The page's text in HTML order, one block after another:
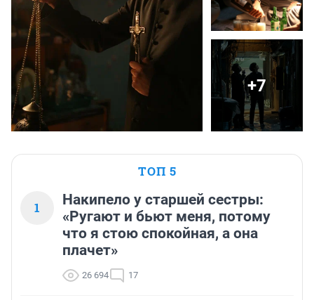
+7
ТОП 5
1
Накипело у старшей сестры:
«Ругают и бьют меня, потому
что я стою спокойная, а она
плачет»
26 694 17